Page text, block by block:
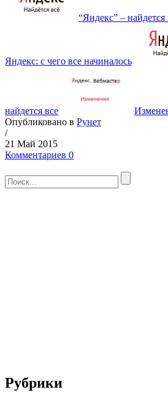
“Яндекс” – найдется
Яндекс: с чего все начиналось
найдется все
Опубликовано в Рунет
/
21 Май 2015
Комментариев 0
Рубрики